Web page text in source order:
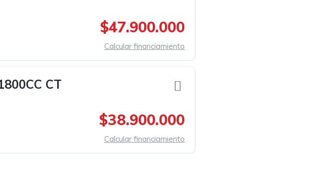
$47.900.000
Calcular financiamiento
CT
$38.900.000
Calcular financiamiento